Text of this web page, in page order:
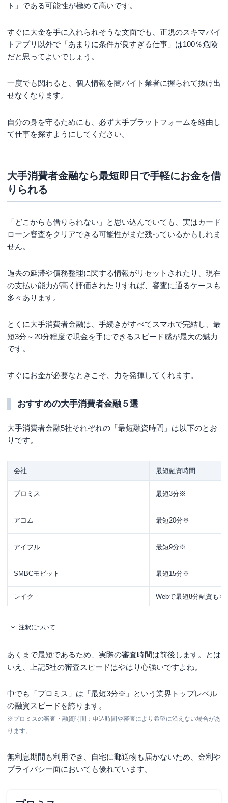
ト」である可能性が極めて高いです。
すぐに大金を手に入れられそうな文面でも、正規のスキマバイ
トアプリ以外で「あまりに条件が良すぎる仕事」は100％危険
だと思ってよいでしょう。
一度でも関わると、個人情報を闇バイト業者に握られて抜け出
せなくなります。
自分の身を守るためにも、必ず大手プラットフォームを経由し
て仕事を探すようにしてください。
大手消費者金融なら最短即日で手軽にお金を借
りられる
「どこからも借りられない」と思い込んでいても、実はカード
ローン審査をクリアできる可能性がまだ残っているかもしれま
せん。
過去の延滞や債務整理に関する情報がリセットされたり、現在
の支払い能力が高く評価されたりすれば、審査に通るケースも
多々あります。
とくに大手消費者金融は、手続きがすべてスマホで完結し、最
短3分～20分程度で現金を手にできるスピード感が最大の魅力
です。
すぐにお金が必要なときこそ、力を発揮してくれます。
おすすめの大手消費者金融５選
大手消費者金融5社それぞれの「最短融資時間」は以下のとお
りです。
会社 最短融資時間
プロミス 最短3分※
アコム 最短20分※
アイフル 最短9分※
SMBCモビット 最短15分※
レイク Webで最短8分融資も
注釈について
あくまで最短であるため、実際の審査時間は前後します。とは
いえ、上記5社の審査スピードはやはり心強いですよね。
中でも「プロミス」は「最短3分※ 」という業界トップレベル
の融資スピードを誇ります。
※プロミスの審査・融資時間：申込時間や審査により希望に沿えない場合があ
ります。
無利息期間も利用でき、自宅に郵送物も届かないため、金利や
プライバシー面においても優れています。